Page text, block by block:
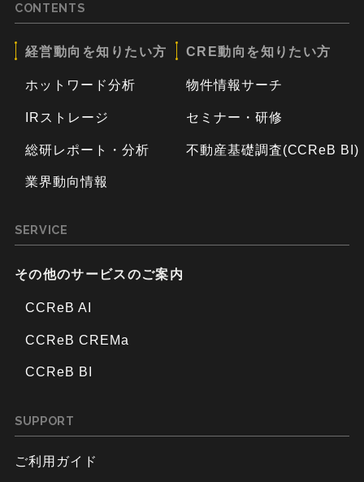
CONTENTS
経営動向を知りたい方
ホットワード分析
IRストレージ
総研レポート・分析
業界動向情報
CRE動向を知りたい方
物件情報サーチ
セミナー・研修
不動産基礎調査(CCReB BI)
SERVICE
その他のサービスのご案内
CCReB AI
CCReB CREMa
CCReB BI
SUPPORT
ご利用ガイド